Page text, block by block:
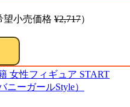
望小売価格 ¥2,717）
女性フィギュア START
ーガールStyle）